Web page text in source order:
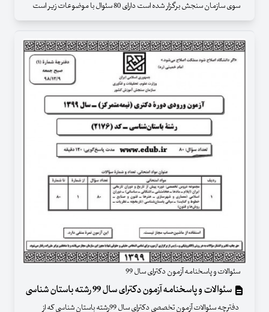
سوی سازمان سنجش برگزار شده است دارای 80 سئوال با موضوعات زیر است
سئوالات و پاسخنامه آزمون دکترای سال 99
سئوالات و پاسخنامه آزمون دکترای سال 99 رشته باستان شناسی
دفترچه سئوالات آزمون تخصصی دکترای سال 99رشته باستان شناسی که از